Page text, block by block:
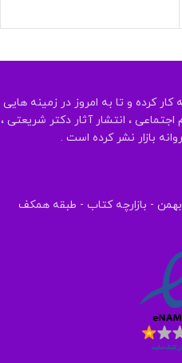
از سال ۱۳۳۶ آغاز به کار کرده و تا به امروز در زمینه هایی
، انتشار آثار دکتر شریعتی ،
- بازارچه کتاب - طبقه همکف